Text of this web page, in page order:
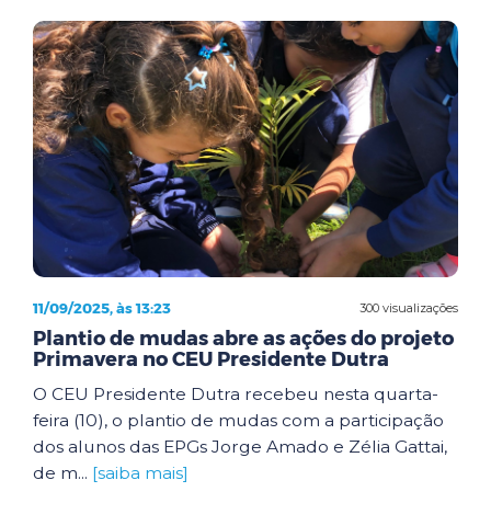
300 visualizações
11/09/2025, às 13:23
Plantio de mudas abre as ações do projeto
Primavera no CEU Presidente Dutra
O CEU Presidente Dutra recebeu nesta quarta-
feira (10), o plantio de mudas com a participação
dos alunos das EPGs Jorge Amado e Zélia Gattai,
de m... [saiba mais]